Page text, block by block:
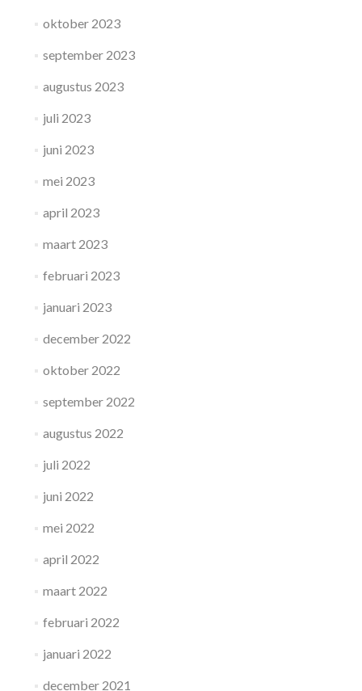
oktober 2023
september 2023
augustus 2023
juli 2023
juni 2023
mei 2023
april 2023
maart 2023
februari 2023
januari 2023
december 2022
oktober 2022
september 2022
augustus 2022
juli 2022
juni 2022
mei 2022
april 2022
maart 2022
februari 2022
januari 2022
december 2021